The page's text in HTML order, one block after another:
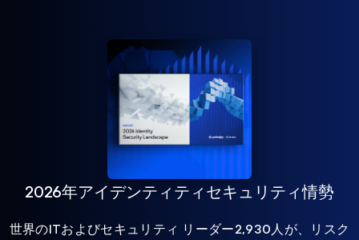
2026年アイデンティティセキュリティ情勢
世界のITおよびセキュリティ リーダー2,930人が、リスク